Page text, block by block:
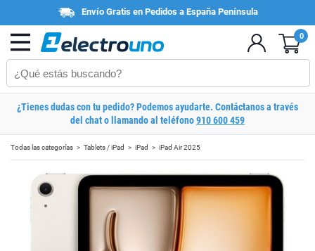
Envío Gratis en Pedidos a España Península
0
¿Tienes dudas con tu pedido? Podemos ayudarte. Contáctanos a través
del chat o llamando al teléfono910 600 459
Todas las categorías Tablets / iPad iPad iPad Air 2025